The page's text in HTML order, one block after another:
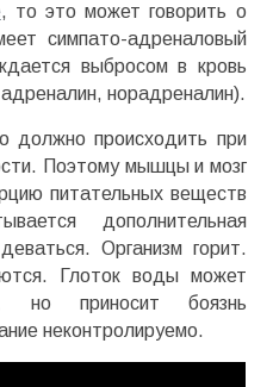
, то это может говорить о
симпато-адреналовый
выбросом в кровь
норадреналин).
должно происходить при
Поэтому мышцы и мозг
питательных веществ
дополнительная
Организм горит.
Глоток воды может
но приносит боязнь
неконтролируемо.